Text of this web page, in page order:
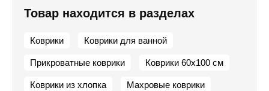
Товар находится в разделах
Коврики Коврики для ванной
Прикроватные коврики Коврики 60х100 см
Коврики из хлопка Махровые коврики